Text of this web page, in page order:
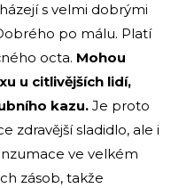
s velmi dobrými
po málu. Platí
octa. Mohou
u citlivějších lidí,
kazu. Je proto
zdravější sladidlo, ale i
ve velkém
zásob, takže